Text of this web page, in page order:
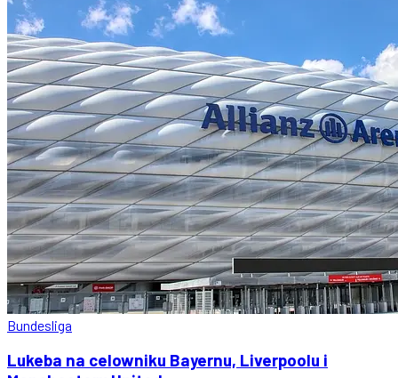
Bundesliga
Lukeba na celowniku Bayernu, Liverpoolu i